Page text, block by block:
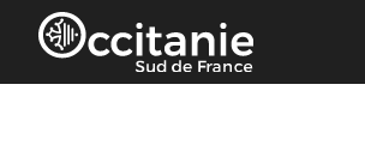
Pannello di gestione dei cookies